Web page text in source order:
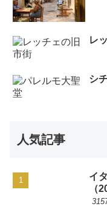
レ
シ
人気記事
イ
（